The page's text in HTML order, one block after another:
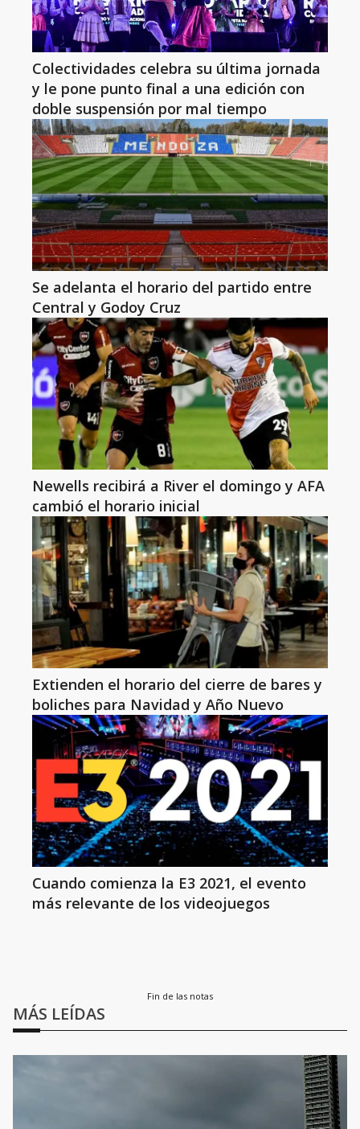
Colectividades celebra su última jornada
y le pone punto final a una edición con
doble suspensión por mal tiempo
Se adelanta el horario del partido entre
Central y Godoy Cruz
Newells recibirá a River el domingo y AFA
cambió el horario inicial
Extienden el horario del cierre de bares y
boliches para Navidad y Año Nuevo
Cuando comienza la E3 2021, el evento
más relevante de los videojuegos
Fin de las notas
MÁS LEÍDAS